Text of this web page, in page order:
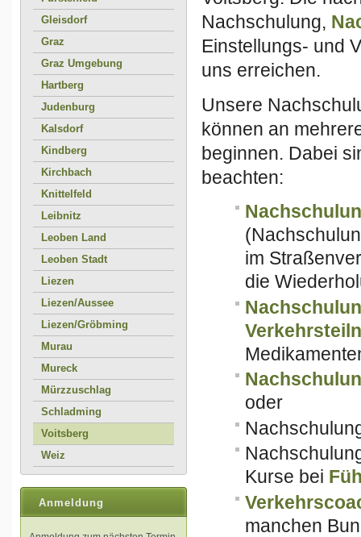
Gleisdorf
Graz
Graz Umgebung
Hartberg
Judenburg
Kalsdorf
Kindberg
Kirchbach
Knittelfeld
Leibnitz
Leoben Land
Leoben Stadt
Liezen
Liezen/Aussee
Liezen/Gröbming
Murau
Mureck
Mürzzuschlag
Schladming
Voitsberg
Weiz
Anmeldung
Nachschulung,
Einstellungs- und
uns erreichen.
Unsere
können an
beginnen. Dabei
beachten:
im
die
oder
Kurse bei
manchen